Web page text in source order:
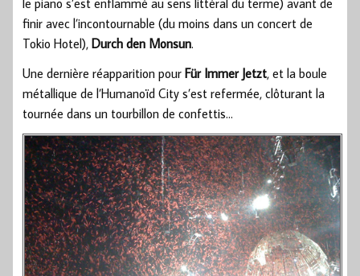
le piano s’est enflammé au sens littéral du terme) avant de
finir avec l’incontournable (du moins dans un concert de
Tokio Hotel), Durch den Monsun.
Une dernière réapparition pour Für Immer Jetzt, et la boule
métallique de l’Humanoïd City s’est refermée, clôturant la
tournée dans un tourbillon de confettis…